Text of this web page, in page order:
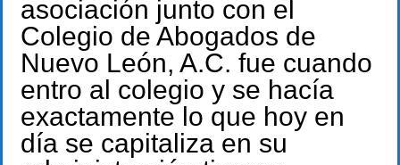
asociación junto con el
Colegio de Abogados de
Nuevo León, A.C. fue cuando
entro al colegio y se hacía
exactamente lo que hoy en
día se capitaliza en su